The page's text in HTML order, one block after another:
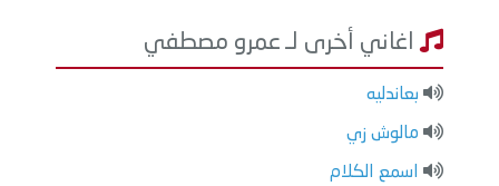
اغاني أخرى لـ عمرو مصطفي
بعاندليه
مالوش زي
اسمع الكلام